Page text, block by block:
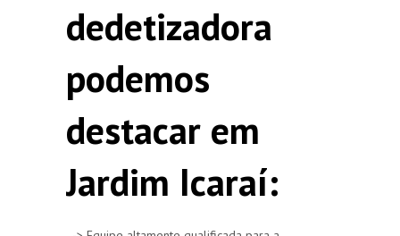
dedetizadora
podemos
destacar em
Jardim Icaraí: